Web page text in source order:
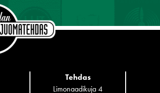
Tehdas
Limonaadikuja 4